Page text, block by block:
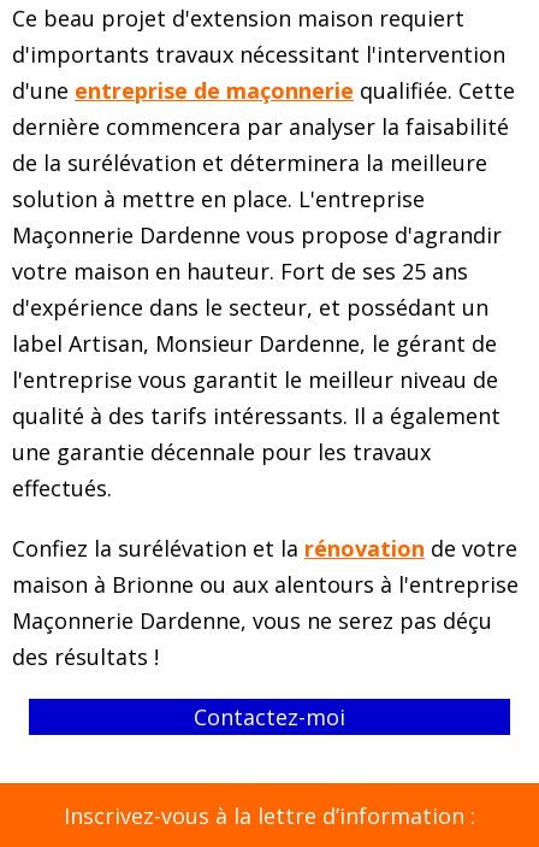
Ce beau projet d'extension maison requiert
d'importants travaux nécessitant l'intervention
d'une entreprise de maçonnerie qualifiée. Cette
dernière commencera par analyser la faisabilité
de la surélévation et déterminera la meilleure
solution à mettre en place. L'entreprise
Maçonnerie Dardenne vous propose d'agrandir
votre maison en hauteur. Fort de ses 25 ans
d'expérience dans le secteur, et possédant un
label Artisan, Monsieur Dardenne, le gérant de
l'entreprise vous garantit le meilleur niveau de
qualité à des tarifs intéressants. Il a également
une garantie décennale pour les travaux
effectués.
Confiez la surélévation et la rénovation de votre
maison à Brionne ou aux alentours à l'entreprise
Maçonnerie Dardenne, vous ne serez pas déçu
des résultats !
Contactez-moi
Inscrivez-vous à la lettre d’information :